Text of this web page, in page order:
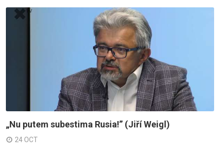
„Nu putem subestima Rusia!” (Jiří Weigl)
24 OCT